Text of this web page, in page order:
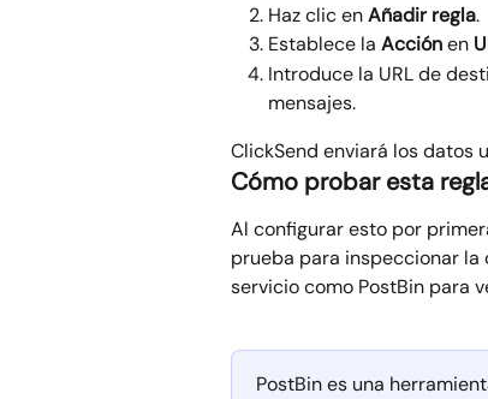
Haz clic en Añadir regla.
Establece la Acción en
Introduce la URL de
mensajes.
ClickSend enviará los datos
Cómo probar esta
Al configurar esto por
prueba para inspeccionar la
servicio como PostBin para
PostBin es una